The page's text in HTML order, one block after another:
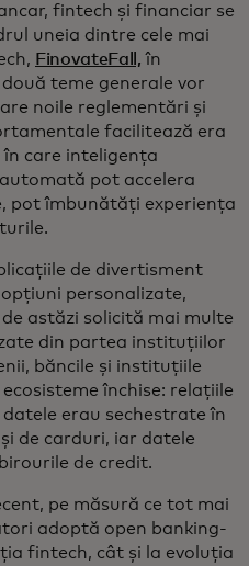
fintech și financiar se
uneia dintre cele mai
FinovateFall, în
teme generale vor
noile reglementări și
facilitează era
care inteligența
pot accelera
pot îmbunătăți experiența
de divertisment
personalizate,
astăzi solicită mai multe
din partea instituțiilor
băncile și instituțiile
închise: relațiile
erau sechestrate în
de carduri, iar datele
de credit.
pe măsură ce tot mai
adoptă open banking-
fintech, cât și la evoluția